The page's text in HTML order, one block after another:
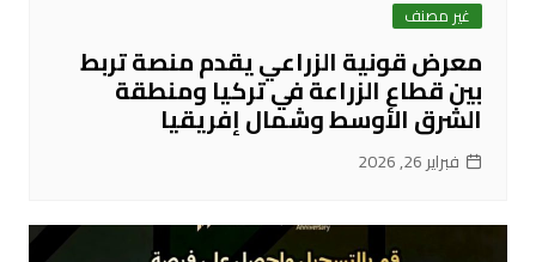
غير مصنف
معرض قونية الزراعي يقدم منصة تربط
بين قطاع الزراعة في تركيا ومنطقة
الشرق الأوسط وشمال إفريقيا
فبراير 26, 2026